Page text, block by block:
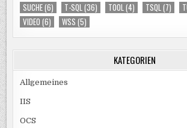
SUCHE(6) T-SQL (36) TOOL (4) TSQL (7)
VIDEO (6) WSS (5)
KATEGORIEN
Allgemeines
IIS
OCS